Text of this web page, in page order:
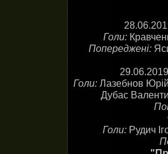
Голи:
Попереджені:
29.06.2019
Голи: Лазебнов
Дубас
Голи: Рудич